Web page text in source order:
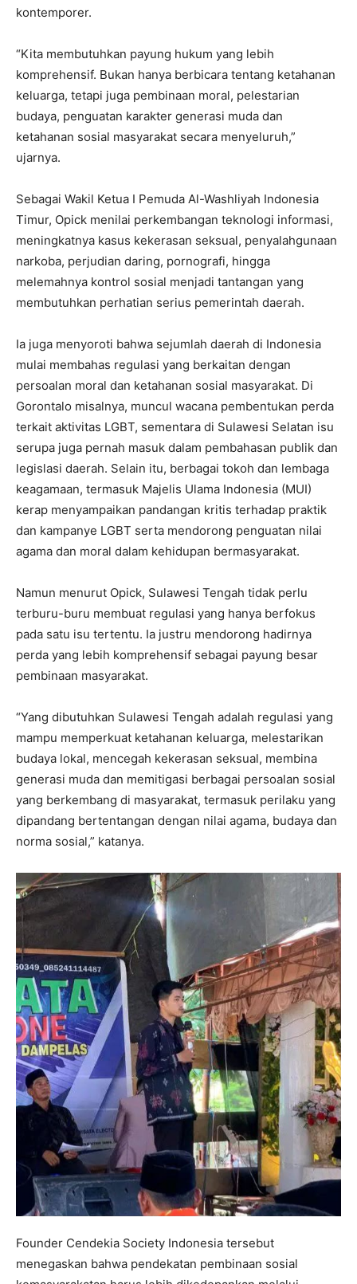
kontemporer.
“Kita membutuhkan payung hukum yang lebih
komprehensif. Bukan hanya berbicara tentang ketahanan
keluarga, tetapi juga pembinaan moral, pelestarian
budaya, penguatan karakter generasi muda dan
ketahanan sosial masyarakat secara menyeluruh,”
ujarnya.
Sebagai Wakil Ketua I Pemuda Al-Washliyah Indonesia
Timur, Opick menilai perkembangan teknologi informasi,
meningkatnya kasus kekerasan seksual, penyalahgunaan
narkoba, perjudian daring, pornografi, hingga
melemahnya kontrol sosial menjadi tantangan yang
membutuhkan perhatian serius pemerintah daerah.
Ia juga menyoroti bahwa sejumlah daerah di Indonesia
mulai membahas regulasi yang berkaitan dengan
persoalan moral dan ketahanan sosial masyarakat. Di
Gorontalo misalnya, muncul wacana pembentukan perda
terkait aktivitas LGBT, sementara di Sulawesi Selatan isu
serupa juga pernah masuk dalam pembahasan publik dan
legislasi daerah. Selain itu, berbagai tokoh dan lembaga
keagamaan, termasuk Majelis Ulama Indonesia (MUI)
kerap menyampaikan pandangan kritis terhadap praktik
dan kampanye LGBT serta mendorong penguatan nilai
agama dan moral dalam kehidupan bermasyarakat.
Namun menurut Opick, Sulawesi Tengah tidak perlu
terburu-buru membuat regulasi yang hanya berfokus
pada satu isu tertentu. Ia justru mendorong hadirnya
perda yang lebih komprehensif sebagai payung besar
pembinaan masyarakat.
“Yang dibutuhkan Sulawesi Tengah adalah regulasi yang
mampu memperkuat ketahanan keluarga, melestarikan
budaya lokal, mencegah kekerasan seksual, membina
generasi muda dan memitigasi berbagai persoalan sosial
yang berkembang di masyarakat, termasuk perilaku yang
dipandang bertentangan dengan nilai agama, budaya dan
norma sosial,” katanya.
Founder Cendekia Society Indonesia tersebut
menegaskan bahwa pendekatan pembinaan sosial